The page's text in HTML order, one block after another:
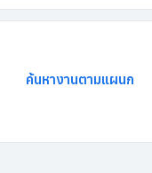
ค้นหางานตามแผนก